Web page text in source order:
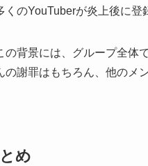
くのYouTuberが炎上後に登
の背景には、グループ全体
の謝罪はもちろん、他のメ
め